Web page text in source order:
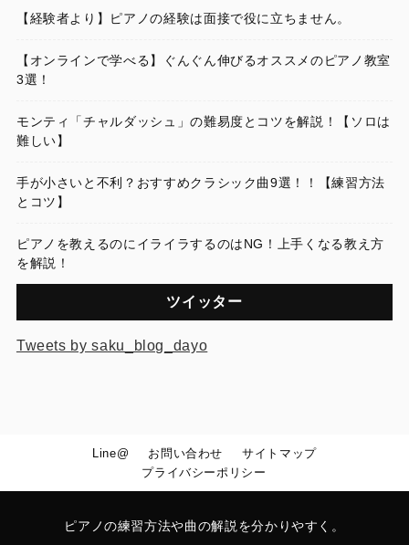
【経験者より】ピアノの経験は面接で役に立ちません。
【オンラインで学べる】ぐんぐん伸びるオススメのピアノ教室
3選！
モンティ「チャルダッシュ」の難易度とコツを解説！【ソロは
難しい】
手が小さいと不利？おすすめクラシック曲9選！！【練習方法
とコツ】
ピアノを教えるのにイライラするのはNG！上手くなる教え方
を解説！
ツイッター
Tweets by saku_blog_dayo
Line@ お問い合わせ
サイトマップ
プライバシーポリシー
ピアノの練習方法や曲の解説を分かりやすく。